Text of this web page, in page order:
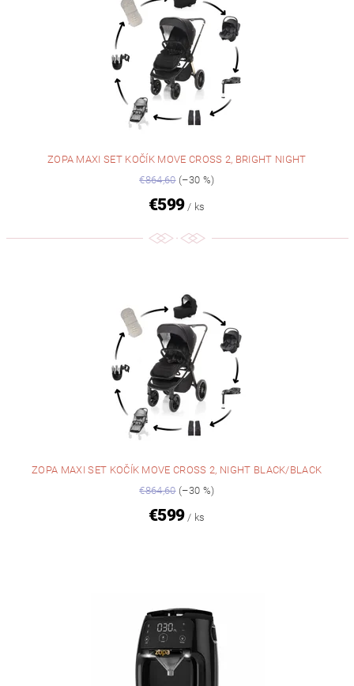
ZOPA MAXI SET KOČÍK MOVE CROSS 2, BRIGHT NIGHT
€864,60(–30 %)
€599 / ks
ZOPA MAXI SET KOČÍK MOVE CROSS 2, NIGHT BLACK/BLACK
€864,60(–30 %)
€599 / ks